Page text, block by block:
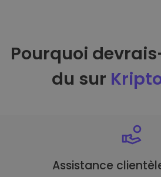
Pourquoi
du sur
Assistance